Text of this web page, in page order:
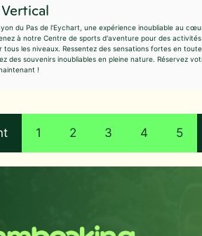
du Pas de l'Eychart, une expérience inoubliable au
à notre Centre de sports d'aventure pour des activités
tous les niveaux. Ressentez des sensations fortes en toute
des souvenirs inoubliables en pleine nature. Réservez
!
1 2 3 4 5